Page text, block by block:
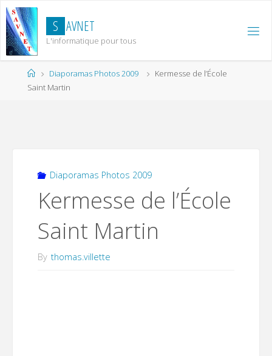
Skip
to
content
S AVNET
L'informatique pour tous
HomeDiaporamas Photos 2009
Kermesse de l’École
Saint Martin
Diaporamas Photos 2009
Kermesse de l’École
Saint Martin
By thomas.villette